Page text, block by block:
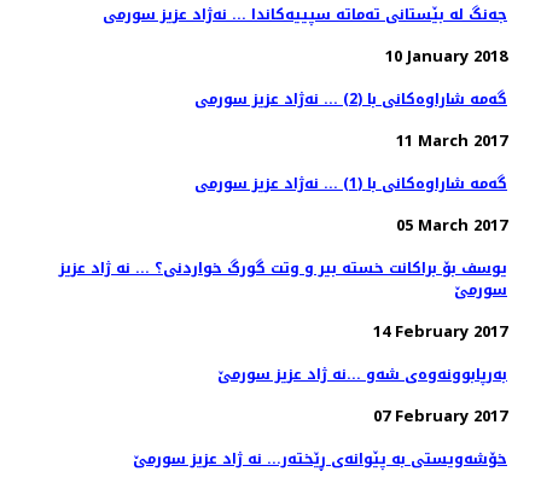
جه‌نگ له‌ بێستانی ته‌ماته‌ سپییه‌كاندا ... نه‌ژاد عزیز سورمی
10 January 2018
گه‌مه‌ شاراوه‌كانی با (2) ... نه‌ژاد عزیز سورمی
11 March 2017
گه‌مه‌ شاراوه‌كانی با (1) ... نه‌ژاد عزیز سورمی
05 March 2017
یوسف بۆ براكانت خسته‌ بیر و وتت گورگ خواردنی؟ ... نه ژاد عزیز
سورمێ
14 February 2017
به‌رپابوونه‌وه‌ی شه‌و ...نه ژاد عزيز سورمێ
07 February 2017
خۆشه‌ویستی به‌ پێوانه‌ی ڕێخته‌ر... نه ژاد عزیز سورمێ